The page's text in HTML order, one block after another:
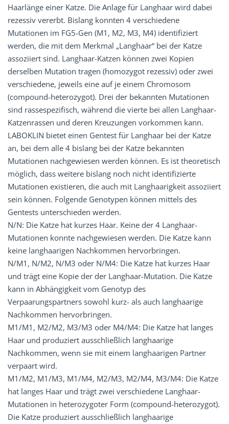
Haarlänge einer Katze. Die Anlage für Langhaar wird dabei
rezessiv vererbt. Bislang konnten 4 verschiedene
Mutationen im FG5-Gen (M1, M2, M3, M4) identifiziert
werden, die mit dem Merkmal „Langhaar“ bei der Katze
assoziiert sind. Langhaar-Katzen können zwei Kopien
derselben Mutation tragen (homozygot rezessiv) oder zwei
verschiedene, jeweils eine auf je einem Chromosom
(compound-heterozygot). Drei der bekannten Mutationen
sind rassespezifisch, während die vierte bei allen Langhaar-
Katzenrassen und deren Kreuzungen vorkommen kann.
LABOKLIN bietet einen Gentest für Langhaar bei der Katze
an, bei dem alle 4 bislang bei der Katze bekannten
Mutationen nachgewiesen werden können. Es ist theoretisch
möglich, dass weitere bislang noch nicht identifizierte
Mutationen existieren, die auch mit Langhaarigkeit assoziiert
sein können. Folgende Genotypen können mittels des
Gentests unterschieden werden.
N/N: Die Katze hat kurzes Haar. Keine der 4 Langhaar-
Mutationen konnte nachgewiesen werden. Die Katze kann
keine langhaarigen Nachkommen hervorbringen.
N/M1, N/M2, N/M3 oder N/M4: Die Katze hat kurzes Haar
und trägt eine Kopie der der Langhaar-Mutation. Die Katze
kann in Abhängigkeit vom Genotyp des
Verpaarungspartners sowohl kurz- als auch langhaarige
Nachkommen hervorbringen.
M1/M1, M2/M2, M3/M3 oder M4/M4: Die Katze hat langes
Haar und produziert ausschließlich langhaarige
Nachkommen, wenn sie mit einem langhaarigen Partner
verpaart wird.
M1/M2, M1/M3, M1/M4, M2/M3, M2/M4, M3/M4: Die Katze
hat langes Haar und trägt zwei verschiedene Langhaar-
Mutationen in heterozygoter Form (compound-heterozygot).
Die Katze produziert ausschließlich langhaarige